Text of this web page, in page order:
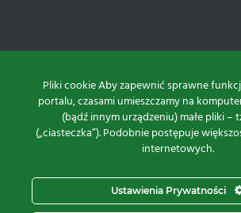
Projekt i realizacja:
Pliki cookie Aby zapewnić sprawne
portalu, czasami umieszczamy na
(bądź innym urządzeniu) małe pliki –
(„ciasteczka”). Podobnie postępuje
internetowych.
Ustawienia Prywatności